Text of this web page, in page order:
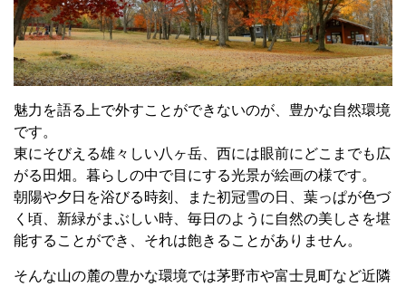
魅力を語る上で外すことができないのが、豊かな自然環境
です。
東にそびえる雄々しい八ヶ岳、西には眼前にどこまでも広
がる田畑。暮らしの中で目にする光景が絵画の様です。
朝陽や夕日を浴びる時刻、また初冠雪の日、葉っぱが色づ
く頃、新緑がまぶしい時、毎日のように自然の美しさを堪
能することができ、それは飽きることがありません。
そんな山の麓の豊かな環境では茅野市や富士見町など近隣